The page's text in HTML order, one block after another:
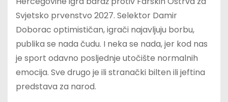
Svjetsko prvenstvo 2027. Selektor Damir
Doborac optimističan, igrači najavljuju borbu,
publika se nada čudu. I neka se nada, jer kod nas
je sport odavno posljednje utočište normalnih
emocija. Sve drugo je ili stranački bilten ili jeftina
predstava za narod.